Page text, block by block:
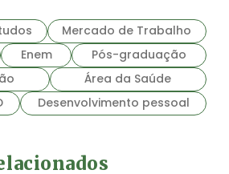
Mercado de Trabalho
Enem
Pós-graduação
Área da Saúde
Desenvolvimento pessoal